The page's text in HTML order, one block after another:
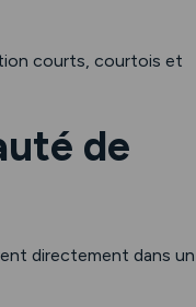
courts, courtois et
de
directement dans un